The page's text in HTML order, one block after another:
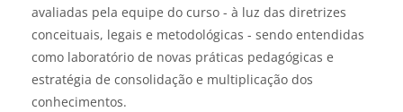
avaliadas pela equipe do curso - à luz das diretrizes
conceituais, legais e metodológicas - sendo entendidas
como laboratório de novas práticas pedagógicas e
estratégia de consolidação e multiplicação dos
conhecimentos.